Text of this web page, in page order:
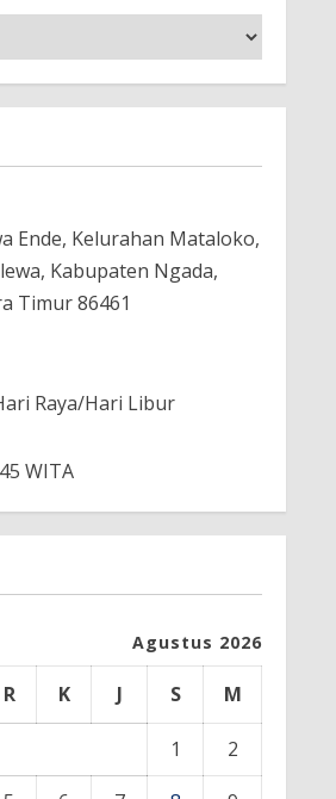
Ende, Kelurahan Mataloko,
Kabupaten Ngada,
Timur 86461
Raya/Hari Libur
WITA
Agustus 2026
R K J S M
1
2